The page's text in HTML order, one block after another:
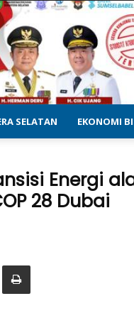
SELATAN EKONOMI
Energi
28 Dubai